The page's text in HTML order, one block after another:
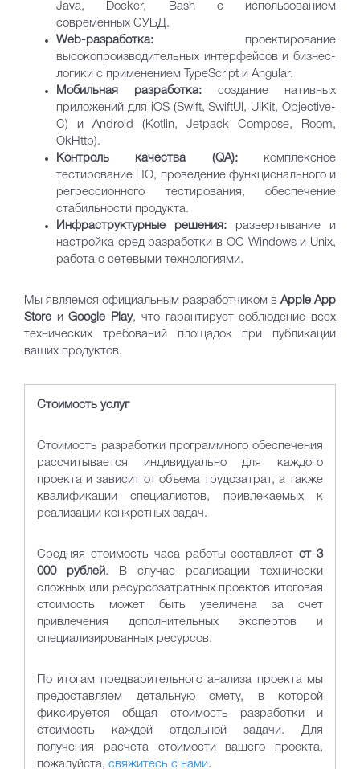
Java, Docker, Bash с использованием
современных СУБД.
Web-разработка: проектирование
высокопроизводительных интерфейсов и бизнес-
логики с применением TypeScript и Angular.
Мобильная разработка: создание нативных
приложений для iOS (Swift, SwiftUI, UIKit, Objective-
C) и Android (Kotlin, Jetpack Compose, Room,
OkHttp).
Контроль качества (QA):комплексное
тестирование ПО, проведение функционального и
регрессионного тестирования, обеспечение
стабильности продукта.
Инфраструктурные решения: развертывание и
настройка сред разработки в ОС Windows и Unix,
работа с сетевыми технологиями.
Мы являемся официальным разработчиком в Apple App
Store иGoogle Play, что гарантирует соблюдение всех
технических требований площадок при публикации
ваших продуктов.
Стоимость услуг
Стоимость разработки программного обеспечения
рассчитывается индивидуально для каждого
проекта и зависит от объема трудозатрат, а также
квалификации специалистов, привлекаемых к
реализации конкретных задач.
Средняя стоимость часа работы составляетот 3
000 рублей. В случае реализации технически
сложных или ресурсозатратных проектов итоговая
стоимость может быть увеличена за счет
привлечения дополнительных экспертов и
специализированных ресурсов.
По итогам предварительного анализа проекта мы
предоставляем детальную смету, в которой
фиксируется общая стоимость разработки и
стоимость каждой отдельной задачи. Для
получения расчета стоимости вашего проекта,
пожалуйста, свяжитесь с нами.